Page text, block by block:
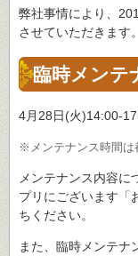
弊社事情により、
させていただきます。
臨時メンテ
4月28日(火)14:00-
※メンテナンス時間は
メンテナンス内容に
プリにございます「
ちください。
また、臨時メンテナ